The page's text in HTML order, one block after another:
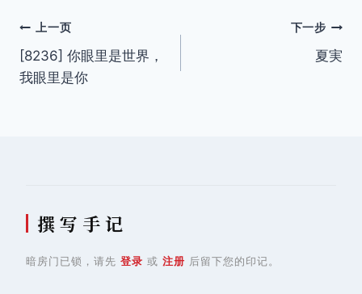
文
章
上一页
[8236] 你眼里是世界，
我眼里是你
下一步
夏実
撰 写 手 记
暗房门已锁，请先 登录 或 注册 后留下您的印记。